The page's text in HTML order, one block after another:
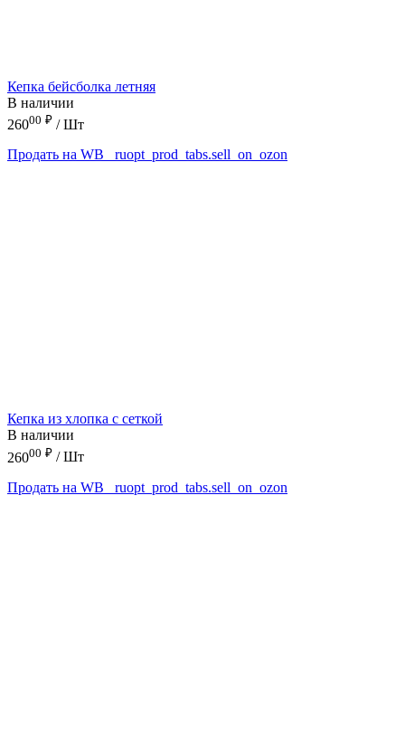
Кепка бейсболка летняя
В наличии
26000 ₽ / Шт
Продать на WB
_ruopt_prod_tabs.sell_on_ozon
Кепка из хлопка с сеткой
В наличии
26000 ₽ / Шт
Продать на WB
_ruopt_prod_tabs.sell_on_ozon